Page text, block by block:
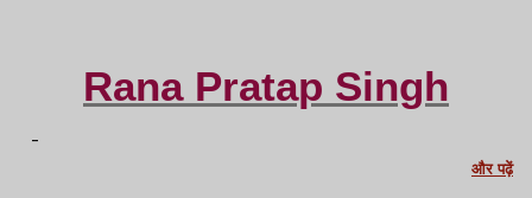
Rana Pratap Singh
-
और पढ़ें